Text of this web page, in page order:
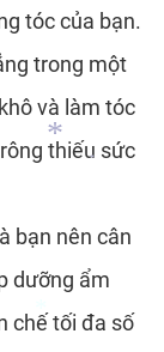
*
*
tóc của bạn.
trong một
và làm tóc
thiếu sức
bạn nên cân
dưỡng ẩm
chế tối đa số